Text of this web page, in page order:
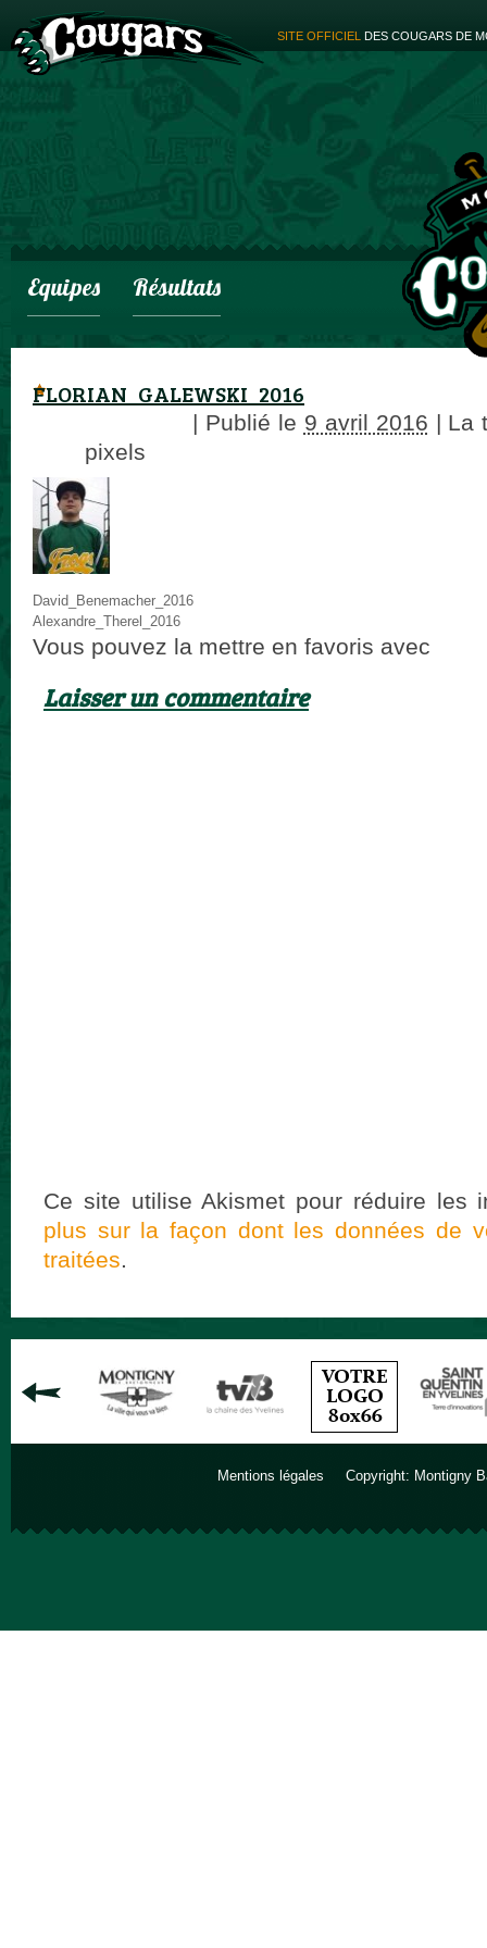
SITE OFFICIEL DES COUGARS DE
Equipes Résultats
FLORIAN_GALEWSKI_2016
| Publié le 9 avril 2016 | La
pixels
David_Benemacher_2016
Alexandre_Therel_2016
Vous pouvez la mettre en favoris avec
Laisser un commentaire
Ce site utilise Akismet pour réduire les
plus sur la façon dont les données de
traitées.
Mentions légales Copyright: Montigny